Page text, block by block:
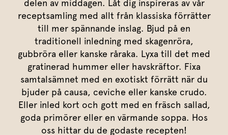
Dressing
Vinägrett
Örtolja
Marinad
Kryddsmör
Örtsalt & rub
Timjan
Oregano
Citronmeliss
Allt om sallat
Vårt sortiment
Våra färska örter
Vår sallat & gröna blad
Fixa vinägretten
Dressingen gör salladen
delen av middagen. Låt dig inspireras av vår
receptsamling med allt från klassiska förrätter
till mer spännande inslag. Bjud på en
traditionell inledning med skagenröra,
gubbröra eller kanske råraka. Lyxa till det med
gratinerad hummer eller havskräftor. Fixa
samtalsämnet med en exotiskt förrätt när du
bjuder på causa, ceviche eller kanske crudo.
Eller inled kort och gott med en fräsch sallad,
goda primörer eller en värmande soppa. Hos
oss hittar du de godaste recepten!